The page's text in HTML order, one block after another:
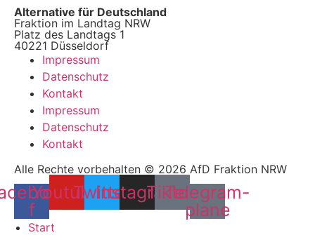
Alternative für Deutschland
Fraktion im Landtag NRW
Platz des Landtags 1
40221 Düsseldorf
Impressum
Datenschutz
Kontakt
Impressum
Datenschutz
Kontakt
Alle Rechte vorbehalten © 2026 AfD Fraktion NRW
f
YoutubeTwitter
Instagram
Tiktok
Telegram-
plane
Start